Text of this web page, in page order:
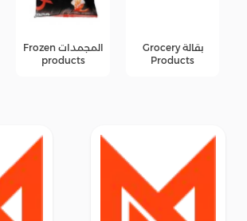
المجمدات Frozen
products
حلويات Candies